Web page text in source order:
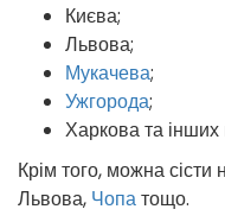
Києва;
Львова;
Мукачева;
Ужгорода;
Харкова та інших
Крім того, можна сісти
Львова, Чопатощо.